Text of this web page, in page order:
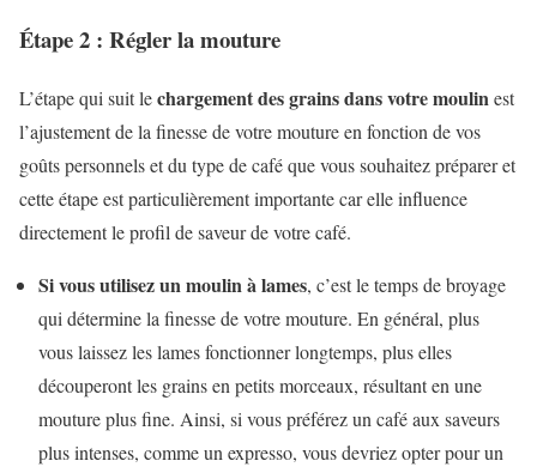
Étape 2 : Régler la mouture
L’étape qui suit lechargement des grains dans votre moulinest
l’ajustement de la finesse de votre mouture en fonction de vos
goûts personnels et du type de café que vous souhaitez préparer et
cette étape est particulièrement importante car elle influence
directement le profil de saveur de votre café.
Si vous utilisez un moulin à lames, c’est le temps de broyage
qui détermine la finesse de votre mouture. En général, plus
vous laissez les lames fonctionner longtemps, plus elles
découperont les grains en petits morceaux, résultant en une
mouture plus fine. Ainsi, si vous préférez un café aux saveurs
plus intenses, comme un expresso, vous devriez opter pour un